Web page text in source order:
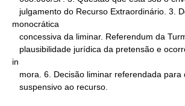
monocrática
in
   suspensivo ao recurso.